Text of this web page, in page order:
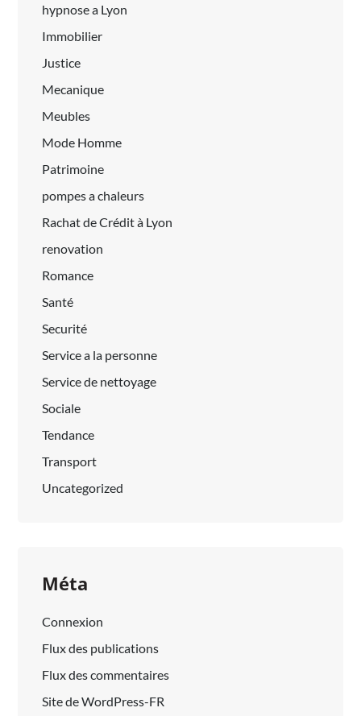
hypnose a Lyon
Immobilier
Justice
Mecanique
Meubles
Mode Homme
Patrimoine
pompes a chaleurs
Rachat de Crédit à Lyon
renovation
Romance
Santé
Securité
Service a la personne
Service de nettoyage
Sociale
Tendance
Transport
Uncategorized
Méta
Connexion
Flux des publications
Flux des commentaires
Site de WordPress-FR